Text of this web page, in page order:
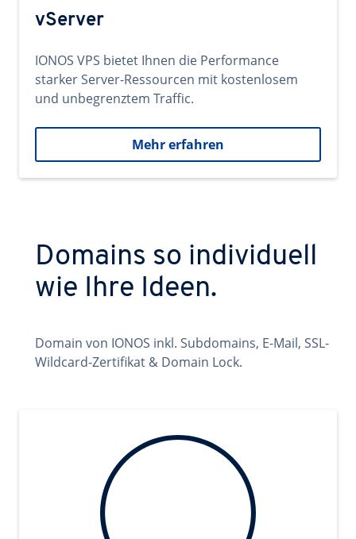
vServer
IONOS VPS bietet Ihnen die Performance
starker Server-Ressourcen mit kostenlosem
und unbegrenztem Traffic.
Mehr erfahren
Domains so individuell
wie Ihre Ideen.
Domain von IONOS inkl. Subdomains, E-Mail, SSL-
Wildcard-Zertifikat & Domain Lock.